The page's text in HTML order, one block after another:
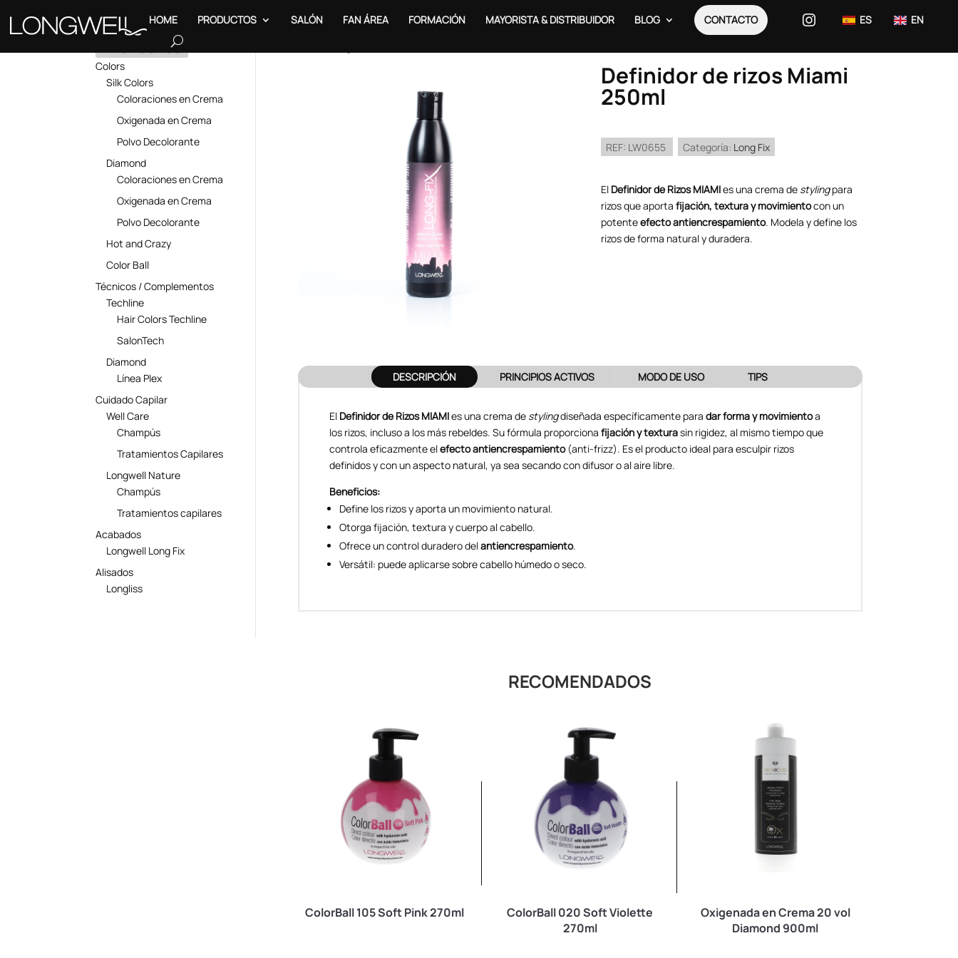
HOME PRODUCTOS SALÓN FAN ÁREA FORMACIÓN MAYORISTA & DISTRIBUIDOR BLOG CONTACTO ES EN
PRODUCTOS
Colors
Silk Colors
Coloraciones en Crema
Oxigenada en Crema
Polvo Decolorante
Diamond
Coloraciones en Crema
Oxigenada en Crema
Polvo Decolorante
Hot and Crazy
Color Ball
Técnicos / Complementos
Techline
Hair Colors Techline
SalonTech
Diamond
Línea Plex
Cuidado Capilar
Well Care
Champús
Tratamientos Capilares
Longwell Nature
Champús
Tratamientos capilares
Acabados
Longwell Long Fix
Alisados
Longliss
Definidor de rizos Miami
250ml
REF: LW0655 Categoría: Long Fix
El Definidor de Rizos MIAMIes una crema de stylingpara
rizos que aportafijación, textura y movimientocon un
potenteefecto antiencrespamiento. Modela y define los
rizos de forma natural y duradera.
DESCRIPCIÓN PRINCIPIOS ACTIVOS MODO DE USO TIPS
El Definidor de Rizos MIAMIes una crema de stylingdiseñada específicamente para dar forma y movimientoa
los rizos, incluso a los más rebeldes. Su fórmula proporciona fijación y texturasin rigidez, al mismo tiempo que
controla eficazmente elefecto antiencrespamiento(anti-frizz). Es el producto ideal para esculpir rizos
definidos y con un aspecto natural, ya sea secando con difusor o al aire libre.
Beneficios:
Define los rizos y aporta un movimiento natural.
Otorga fijación, textura y cuerpo al cabello.
Ofrece un control duradero delantiencrespamiento.
Versátil: puede aplicarse sobre cabello húmedo o seco.
RECOMENDADOS
ColorBall 105 Soft Pink 270ml
ColorBall 020 Soft Violette
270ml
Oxigenada en Crema 20 vol
Diamond 900ml